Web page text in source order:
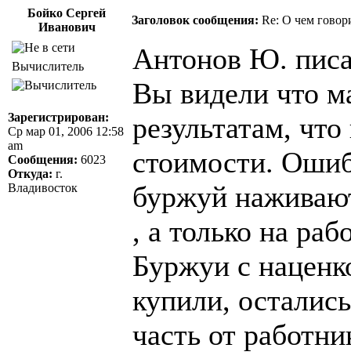
Бойко Сергей
Иванович
Заголовок сообщения: Re: О чем
Вычислитель
Зарегистрирован:
Ср мар 01, 2006 12:58
am
Сообщения: 6023
Откуда: г.
Владивосток
Антонов Ю.
Вы видели что
результатам,
стоимости.
буржуй
, а только на
Буржуи с
купили,
часть от